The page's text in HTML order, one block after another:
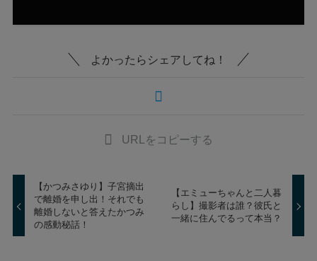
よかったらシェアしてね！
URLをコピーする
【かつみさゆり】子宮摘出
で離婚を申し出！それでも
離婚しないと答えたかつみ
の感動秘話！
【エミューちゃんと二人暮
らし】撮影者は誰？彼氏と
一緒に住んでるって本当？